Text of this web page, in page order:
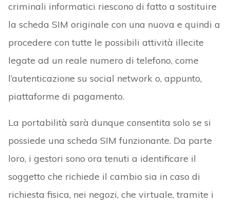
criminali informatici riescono di fatto a sostituire
la scheda SIM originale con una nuova e quindi a
procedere con tutte le possibili attività illecite
legate ad un reale numero di telefono, come
l’autenticazione su social network o, appunto,
piattaforme di pagamento.
La portabilità sarà dunque consentita solo se si
possiede una scheda SIM funzionante. Da parte
loro, i gestori sono ora tenuti a identificare il
soggetto che richiede il cambio sia in caso di
richiesta fisica, nei negozi, che virtuale, tramite i